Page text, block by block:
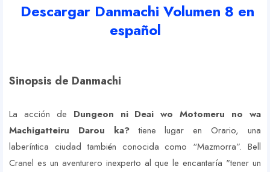
Descargar Danmachi Volumen 8 en
español
Sinopsis de Danmachi
La acción de Dungeon ni Deai wo Motomeru no wa
Machigatteiru Darou ka?tiene lugar en Orario, una
laberíntica ciudad también conocida como “Mazmorra”. Bell
Cranel es un aventurero inexperto al que le encantaría "tener un